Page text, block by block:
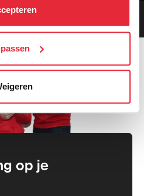
alleen noodzakelijke
derden
die uw gegevens
op je
Klanten geven ons 9.3
gemiddeld!